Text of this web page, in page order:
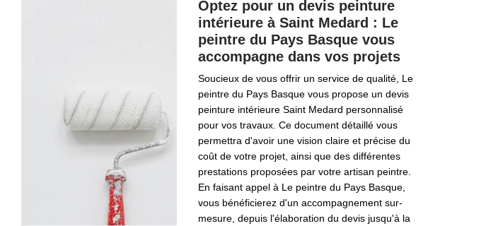
Optez pour un devis peinture
intérieure à Saint Medard : Le
peintre du Pays Basque vous
accompagne dans vos projets
Soucieux de vous offrir un service de qualité, Le
peintre du Pays Basque vous propose un devis
peinture intérieure Saint Medard personnalisé
pour vos travaux. Ce document détaillé vous
permettra d'avoir une vision claire et précise du
coût de votre projet, ainsi que des différentes
prestations proposées par votre artisan peintre.
En faisant appel à Le peintre du Pays Basque,
vous bénéficierez d'un accompagnement sur-
mesure, depuis l'élaboration du devis jusqu'à la